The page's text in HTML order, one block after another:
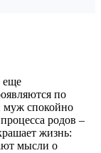
еще
по
муж спокойно
родов –
жизнь:
мысли о